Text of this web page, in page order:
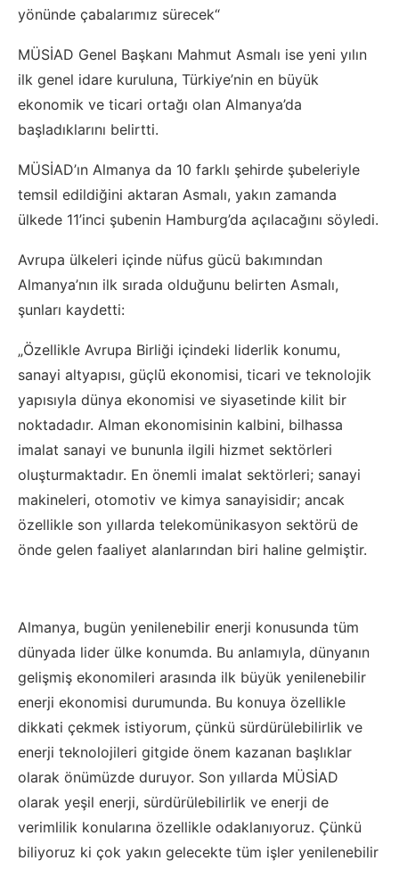
yönünde çabalarımız sürecek“
MÜSİAD Genel Başkanı Mahmut Asmalı ise yeni yılın
ilk genel idare kuruluna, Türkiye’nin en büyük
ekonomik ve ticari ortağı olan Almanya’da
başladıklarını belirtti.
MÜSİAD’ın Almanya da 10 farklı şehirde şubeleriyle
temsil edildiğini aktaran Asmalı, yakın zamanda
ülkede 11’inci şubenin Hamburg’da açılacağını söyledi.
Avrupa ülkeleri içinde nüfus gücü bakımından
Almanya’nın ilk sırada olduğunu belirten Asmalı,
şunları kaydetti:
„Özellikle Avrupa Birliği içindeki liderlik konumu,
sanayi altyapısı, güçlü̈ ekonomisi, ticari ve teknolojik
yapısıyla dünya ekonomisi ve siyasetinde kilit bir
noktadadır. Alman ekonomisinin kalbini, bilhassa
imalat sanayi ve bununla ilgili hizmet sektörleri
oluşturmaktadır. En önemli imalat sektörleri; sanayi
makineleri, otomotiv ve kimya sanayisidir; ancak
özellikle son yıllarda telekomünikasyon sektörü de
önde gelen faaliyet alanlarından biri haline gelmiştir.
Almanya, bugün yenilenebilir enerji konusunda tüm
dünyada lider ülke konumda. Bu anlamıyla, dünyanın
gelişmiş ekonomileri arasında ilk büyük yenilenebilir
enerji ekonomisi durumunda. Bu konuya özellikle
dikkati çekmek istiyorum, çünkü sürdürülebilirlik ve
enerji teknolojileri gitgide önem kazanan başlıklar
olarak önümüzde duruyor. Son yıllarda MÜSİAD
olarak yeşil enerji, sürdürülebilirlik ve enerji de
verimlilik konularına özellikle odaklanıyoruz. Çünkü
biliyoruz ki çok yakın gelecekte tüm işler yenilenebilir